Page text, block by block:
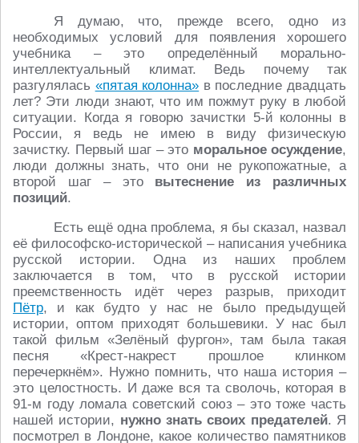
Я думаю, что, прежде всего, одно из
необходимых условий для появления хорошего
учебника – это определённый морально-
интеллектуальный климат. Ведь почему так
разгулялась «пятая колонна» в последние двадцать
лет? Эти люди знают, что им пожмут руку в любой
ситуации. Когда я говорю зачистки 5-й колонны в
России, я ведь не имею в виду физическую
зачистку. Первый шаг – это моральное осуждение,
люди должны знать, что они не рукопожатные, а
второй шаг – это вытеснение из различных
позиций.
Есть ещё одна проблема, я бы сказал, назвал
её философско-исторической – написания учебника
русской истории. Одна из наших проблем
заключается в том, что в русской истории
преемственность идёт через разрыв, приходит
Пётр, и как будто у нас не было предыдущей
истории, оптом приходят большевики. У нас был
такой фильм «Зелёный фургон», там была такая
песня «Крест-накрест прошлое клинком
перечеркнём». Нужно помнить, что наша история –
это целостность. И даже вся та сволочь, которая в
91-м году ломала советский союз – это тоже часть
нашей истории, нужно знать своих предателей. Я
посмотрел в Лондоне, какое количество памятников